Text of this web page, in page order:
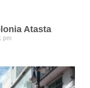
Atasta
pm